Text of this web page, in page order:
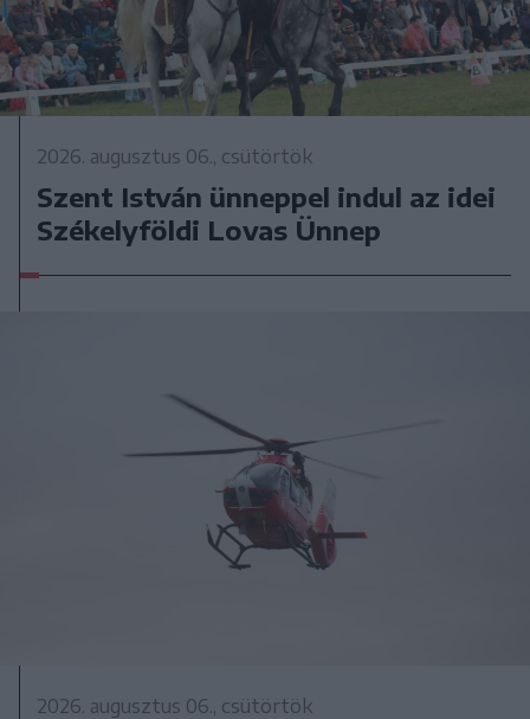
2026. augusztus 06., csütörtök
Szent István ünneppel indul az idei
Székelyföldi Lovas Ünnep
2026. augusztus 06., csütörtök